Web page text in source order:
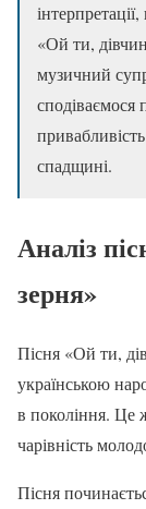
«Ой ти,
музичний
сподіваємося
спадщині.
Аналіз
зерня»
Пісня «Ой ти,
українською
в покоління. Це
чарівність
Пісня